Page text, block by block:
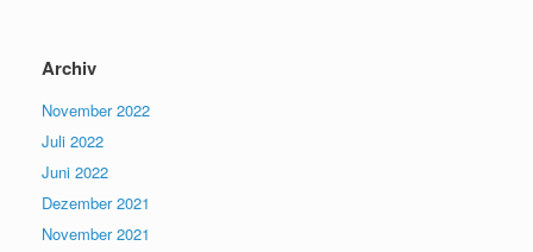
Archiv
November 2022
Juli 2022
Juni 2022
Dezember 2021
November 2021